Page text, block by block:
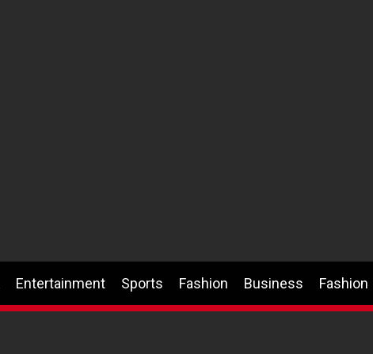
Entertainment Sports Fashion Business Fashion